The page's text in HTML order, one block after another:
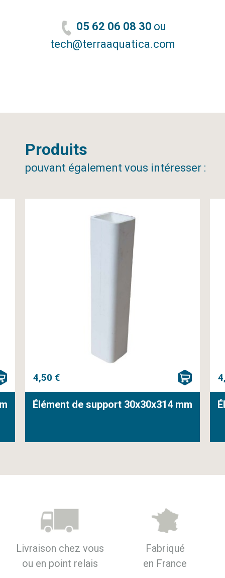
05 62 06 08 30 ou
tech@terraaquatica.com
Produits
pouvant également vous intéresser :
4,50 €
Élément de support 30x30x314 mm
Livraison chez vous
ou en point relais
Fabriqué
en France